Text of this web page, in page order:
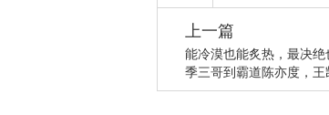
上一篇
能冷漠也能炙热，最决
季三哥到霸道陈亦度，王